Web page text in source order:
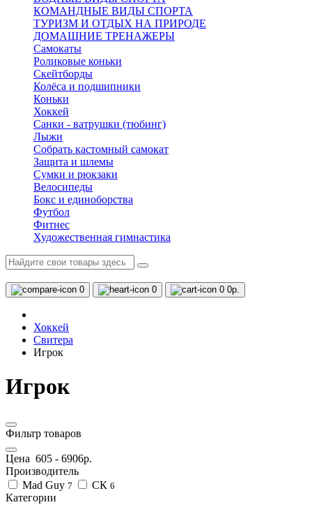
КОМАНДНЫЕ ВИДЫ СПОРТА
ТУРИЗМ И ОТДЫХ НА ПРИРОДЕ
ДОМАШНИЕ ТРЕНАЖЕРЫ
Самокаты
Роликовые коньки
Скейтборды
Колёса и подшипники
Коньки
Хоккей
Санки - ватрушки (тюбинг)
Лыжи
Собрать кастомный самокат
Защита и шлемы
Сумки и рюкзаки
Велосипеды
Бокс и единоборства
Футбол
Фитнес
Художественная гимнастика
0 0 0 0р.
Хоккей
Свитера
Игрок
Игрок
Фильтр товаров
Цена 605 - 6906р.
Производитель
Mad Guy 7 СК 6
Категории